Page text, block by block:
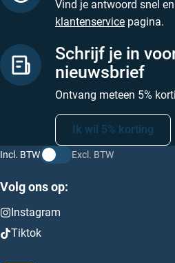
Vind je antwoord snel
klantenservice pagina.
Schrijf je in
nieuwsbrief
Ontvang meteen 5%
Ik wil 5% korting
Incl. BTW Excl. BTW
Volg ons op:
Instagram
Tiktok